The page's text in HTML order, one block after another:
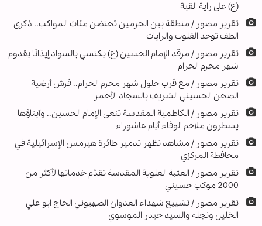
(ع) على راية القبة
تقرير مصور / منطقة بين الحرمين تحتضن مئات المواكب.. ذكرى
الطف توحد القلوب والرايات
تقریر مصور / مرقد الإمام الحسين (ع) يكتسي بالسواد إيذانًا بقدوم
شهر محرم الحرام
تقرير مصور / مع قرب حلول شهر محرم الحرام.. فرش أرضية
الصحن الحسيني الشريف بالسجاد الأحمر
تقرير مصور / الكاظمية المقدسة تنعى الإمام الحسين.. وأبناؤها
يسطرون ملاحم الوفاء أيام عاشوراء
تقریر مصور / مشاهد تظهر تدمير طائرة هيرمس الإسرائيلية في
محافظة المركزي
تقرير مصور / العتبة العلوية المقدسة تقدّم خدماتها لأكثر من
2000 موكب حسيني
تقریر مصور / تشييع شهداء العدوان الصهيوني الحاج ابو علي
الخليل ونجله والسيد حيدر الموسوي